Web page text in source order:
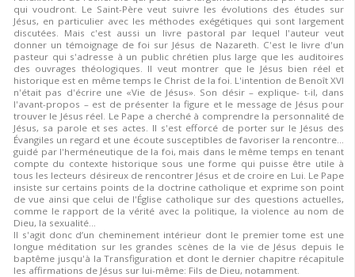
qui voudront. Le Saint-Père veut suivre les évolutions des études sur
Jésus, en particulier avec les méthodes exégétiques qui sont largement
discutées. Mais c'est aussi un livre pastoral par lequel l'auteur veut
donner un témoignage de foi sur Jésus de Nazareth. C'est le livre d'un
pasteur qui s'adresse à un public chrétien plus large que les auditoires
des ouvrages théologiques. Il veut montrer que le Jésus bien réel et
historique est en même temps le Christ de la foi. L'intention de Benoît XVI
n'était pas d'écrire une «Vie de Jésus». Son désir – explique- t-il, dans
l'avant-propos – est de présenter la figure et le message de Jésus pour
trouver le Jésus réel. Le Pape a cherché à comprendre la personnalité de
Jésus, sa parole et ses actes. Il s'est efforcé de porter sur le Jésus des
Évangiles un regard et une écoute susceptibles de favoriser la rencontre…
guidé par l'herméneutique de la foi, mais dans le même temps en tenant
compte du contexte historique sous une forme qui puisse être utile à
tous les lecteurs désireux de rencontrer Jésus et de croire en Lui. Le Pape
insiste sur certains points de la doctrine catholique et exprime son point
de vue ainsi que celui de l'Église catholique sur des questions actuelles,
comme le rapport de la vérité avec la politique, la violence au nom de
Dieu, la sexualité…
Il s'agit donc d’un cheminement intérieur dont le premier tome est une
longue méditation sur les grandes scènes de la vie de Jésus depuis le
baptême jusqu'à la Transfiguration et dont le dernier chapitre récapitule
les affirmations de Jésus sur lui-même: Fils de Dieu, notamment.